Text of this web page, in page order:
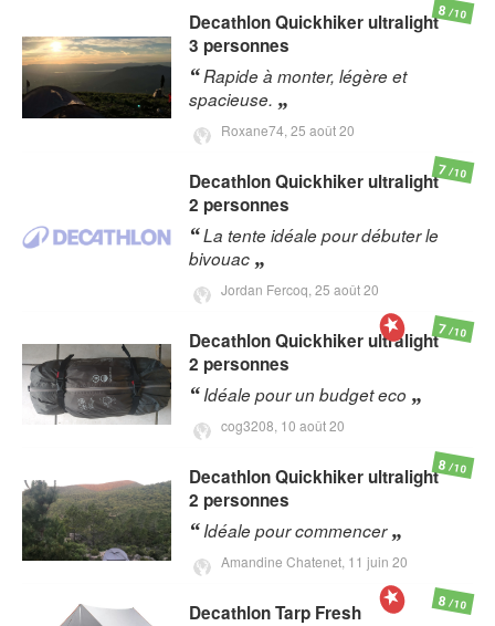
DecathlonQuickhiker ultralight
3 personnes
Rapide à monter, légère et
spacieuse.
Roxane74, 25 août 20
8/10
DecathlonQuickhiker ultralight
2 personnes
La tente idéale pour débuter le
bivouac
Jordan Fercoq, 25 août 20
7/10
DecathlonQuickhiker ultralight
2 personnes
Idéale pour un budget eco
cog3208, 10 août 20
7/10
DecathlonQuickhiker ultralight
2 personnes
Idéale pour commencer
Amandine Chatenet, 11 juin 20
8/10
DecathlonTarp Fresh 8/10